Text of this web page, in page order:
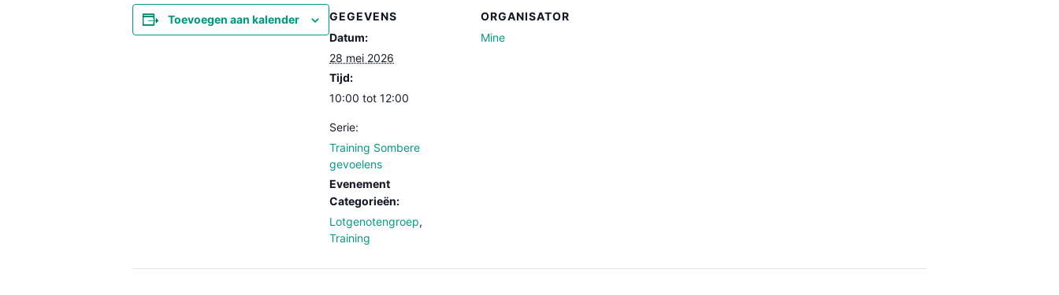
Toevoegen aan kalender
GEGEVENS
Datum:
28 mei 2026
Tijd:
10:00 tot 12:00
Serie:
Training Sombere
gevoelens
Evenement
Categorieën:
Lotgenotengroep,
Training
ORGANISATOR
Mine